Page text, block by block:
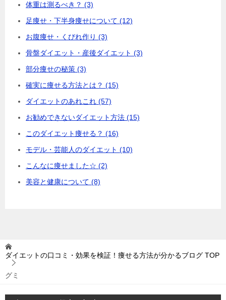
体重は測るべき？ (3)
足痩せ・下半身痩せについて (12)
お腹痩せ・くびれ作り (3)
骨盤ダイエット・産後ダイエット (3)
部分痩せの秘策 (3)
確実に痩せる方法とは？ (15)
ダイエットのあれこれ (57)
お勧めできないダイエット方法 (15)
このダイエット痩せる？ (16)
モデル・芸能人のダイエット (10)
こんなに痩せました☆ (2)
美容と健康について (8)
ダイエットの口コミ・効果を検証！痩せる方法が分かるブログ TOP
グミ